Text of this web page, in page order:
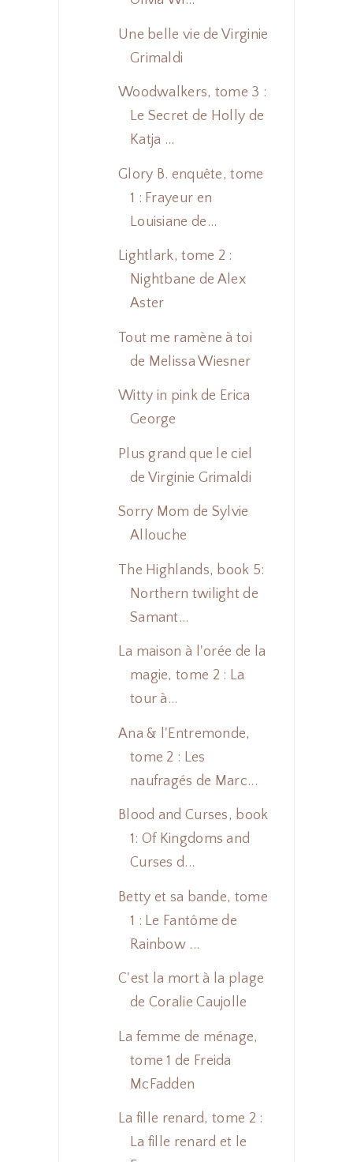
Une belle vie de Virginie
Grimaldi
Woodwalkers, tome 3 :
Le Secret de Holly de
Katja ...
Glory B. enquête, tome
1 : Frayeur en
Louisiane de...
Lightlark, tome 2 :
Nightbane de Alex
Aster
Tout me ramène à toi
de Melissa Wiesner
Witty in pink de Erica
George
Plus grand que le ciel
de Virginie Grimaldi
Sorry Mom de Sylvie
Allouche
The Highlands, book 5:
Northern twilight de
Samant...
La maison à l'orée de la
magie, tome 2 : La
tour à...
Ana & l'Entremonde,
tome 2 : Les
naufragés de Marc...
Blood and Curses, book
1: Of Kingdoms and
Curses d...
Betty et sa bande, tome
1 : Le Fantôme de
Rainbow ...
C'est la mort à la plage
de Coralie Caujolle
La femme de ménage,
tome 1 de Freida
McFadden
La fille renard, tome 2 :
La fille renard et le